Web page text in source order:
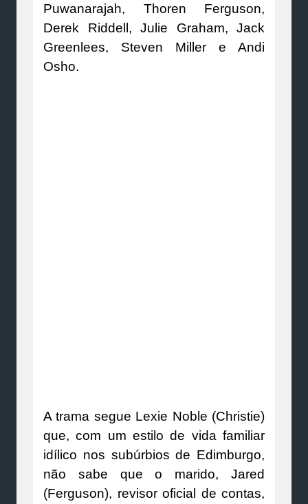
Puwanarajah, Thoren Ferguson,
Derek Riddell, Julie Graham, Jack
Greenlees, Steven Miller e Andi
Osho.
A trama segue Lexie Noble (Christie)
que, com um estilo de vida familiar
idílico nos subúrbios de Edimburgo,
não sabe que o marido, Jared
(Ferguson), revisor oficial de contas,